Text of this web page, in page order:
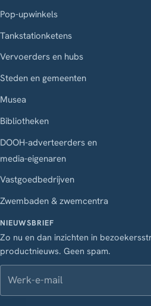
Pop-upwinkels
Tankstationketens
Vervoerders en hubs
Steden en gemeenten
Musea
Bibliotheken
DOOH-adverteerders en
media-eigenaren
Vastgoedbedrijven
Zwembaden & zwemcentra
NIEUWSBRIEF
Zo nu en dan inzichten in
productnieuws. Geen spam.